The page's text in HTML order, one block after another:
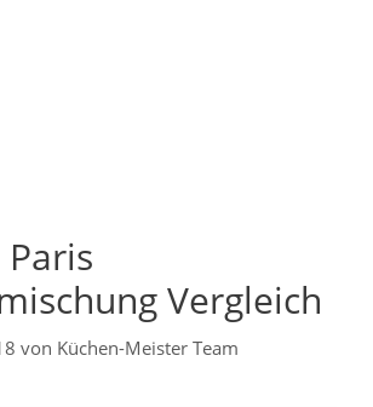
Vergleich
von Küchen-Meister Team